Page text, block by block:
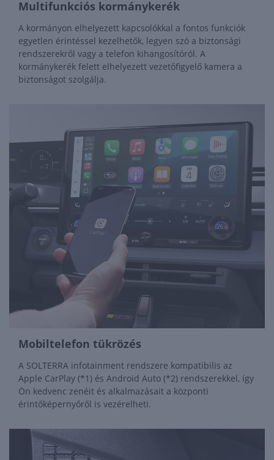
Multifunkciós kormánykerék
A kormányon elhelyezett kapcsolókkal a fontos funkciók
egyetlen érintéssel kezelhetők, legyen szó a biztonsági
rendszerekről vagy a telefon kihangosítóról. A
kormánykerék felett elhelyezett vezetőfigyelő kamera a
biztonságot szolgálja.
Mobiltelefon tükrözés
A SOLTERRA infotainment rendszere kompatibilis az
Apple CarPlay (*1) és Android Auto (*2) rendszerekkel, így
Ön kedvenc zenéit és alkalmazásait a központi
érintőképernyőről is vezérelheti.